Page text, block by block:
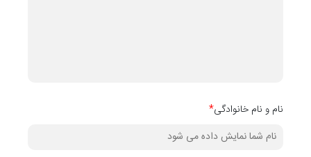
نام و نام خانوادگی*